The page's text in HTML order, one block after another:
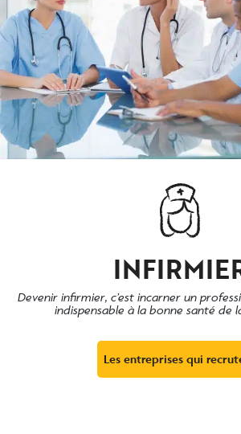
Devenir infirmier, c’est incarner un
indispensable à la bonne santé de
Les entreprises qui